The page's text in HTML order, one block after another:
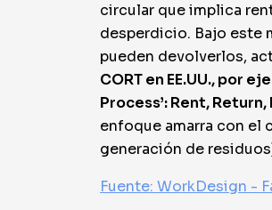
circular que implica
desperdicio. Bajo este
pueden devolverlos,
CORT en EE.UU., por
Process’: Rent,
enfoque amarra con el
generación de
Fuente: WorkDesign -